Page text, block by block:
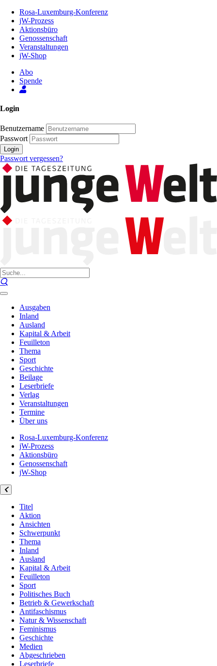
Inhalt
Seite
Rosa-Luxemburg-Konferenz
jW-Prozess
Aktionsbüro
Genossenschaft
Veranstaltungen
jW-Shop
Abo
Spende
Login
Benutzername
Passwort
Login
Passwort vergessen?
Ausgaben
Inland
Ausland
Kapital & Arbeit
Feuilleton
Thema
Sport
Geschichte
Beilage
Leserbriefe
Verlag
Veranstaltungen
Termine
Über uns
Rosa-Luxemburg-Konferenz
jW-Prozess
Aktionsbüro
Genossenschaft
jW-Shop
Titel
Aktion
Ansichten
Schwerpunkt
Thema
Inland
Ausland
Kapital & Arbeit
Feuilleton
Sport
Politisches Buch
Betrieb & Gewerkschaft
Antifaschismus
Natur & Wissenschaft
Feminismus
Geschichte
Medien
Abgeschrieben
Leserbriefe